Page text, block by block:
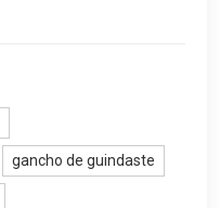
gancho de guindaste